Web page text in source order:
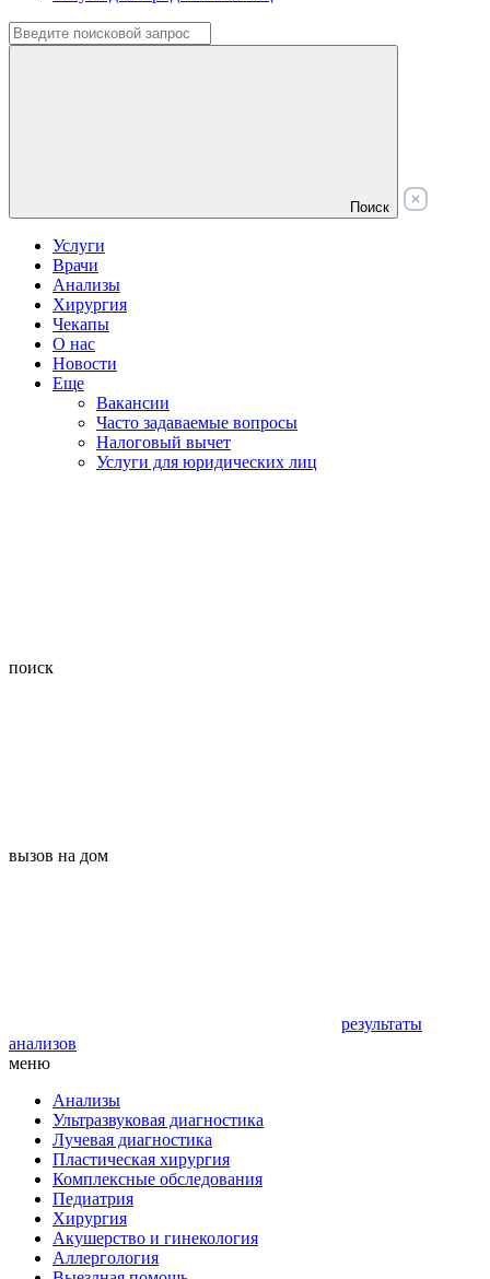
Поиск
Услуги
Врачи
Анализы
Хирургия
Чекапы
О нас
Новости
Еще
Вакансии
Часто задаваемые вопросы
Налоговый вычет
Услуги для юридических лиц
поиск
вызов на дом
результаты
анализов
меню
Анализы
Ультразвуковая диагностика
Лучевая диагностика
Пластическая хирургия
Комплексные обследования
Педиатрия
Хирургия
Акушерство и гинекология
Аллергология